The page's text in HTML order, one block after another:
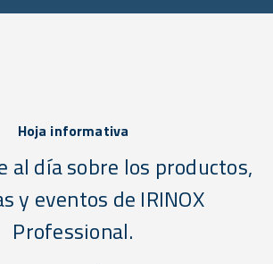
Hoja informativa
al día sobre los productos,
y eventos de IRINOX
Professional.